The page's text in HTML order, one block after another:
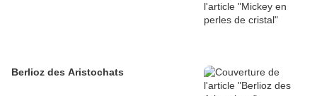
Berlioz des Aristochats